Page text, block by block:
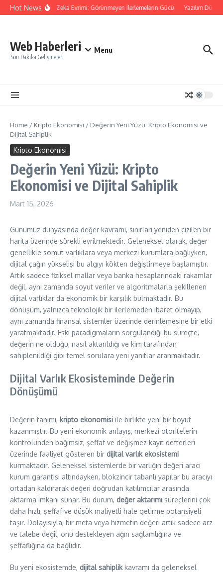
İçeriğe atla
Hot NewsYapay Zeka Evrimi: Görünmeyen İlerlemelerin Gücü Yazılım
Web Haberleri
Son Dakika Gelişmeleri
Menu
Home / Kripto Ekonomisi / Değerin Yeni Yüzü: Kripto Ekonomisi ve
Dijital Sahiplik
Kripto Ekonomisi
Değerin Yeni Yüzü: Kripto
Ekonomisi ve Dijital Sahiplik
Mart 15, 2026
Günümüz dünyasında değer kavramı, sınırları yeniden çizilen bir
harita üzerinde sürekli evrilmektedir. Geleneksel olarak, değer
genellikle somut varlıklara veya merkezi kurumlara bağlıyken,
dijital çağın yükselişi bu algıyı kökten değiştirmeye başlamıştır.
Artık sadece fiziksel mallar veya banka hesaplarındaki rakamlar
değil, aynı zamanda soyut veriler ve algoritmalarla şekillenen
dijital varlıklar da ekonomik bir karşılık bulmaktadır. Bu
dönüşüm, yalnızca teknolojik bir ilerlemeden ibaret olmayıp,
aynı zamanda finansal sistemler üzerinde derinlemesine bir etki
yaratmaktadır. Eski paradigmaların sorgulandığı bu süreçte,
değerin ne olduğu, nasıl aktarıldığı ve kim tarafından
sahiplenildiği gibi temel sorulara yeni yanıtlar aranmaktadır.
Dijital Varlık Ekosisteminde Değerin
Dönüşümü
Değerin tanımı, kripto ekonomisi ile birlikte yeni bir boyut
kazanmıştır. Bu yeni ekonomik anlayış, merkezî otoritelerin
kontrolünden bağımsız, şeffaf ve değişmez kayıt defterleri
üzerinde faaliyet gösteren bir dijital varlık ekosistemi
kurmaktadır. Geleneksel sistemlerde bir varlığın değeri aracı
kurum garantisi altındayken, blokzincir tabanlı yapılar bu aracıyı
ortadan kaldırarak değeri doğrudan katılımcılar arasında
aktarma imkanı sunar. Bu durum, değer aktarımı süreçlerini çok
daha hızlı, şeffaf ve düşük maliyetli hale getirme potansiyeli
taşır. Dolayısıyla, bir meta veya hizmetin değeri artık sadece arz
ve talebe değil, onu destekleyen ağın sağlamlığına ve
şeffaflığına da bağlıdır.
Bu yeni ekosistemde, dijital sahiplikkavramı da geleneksel